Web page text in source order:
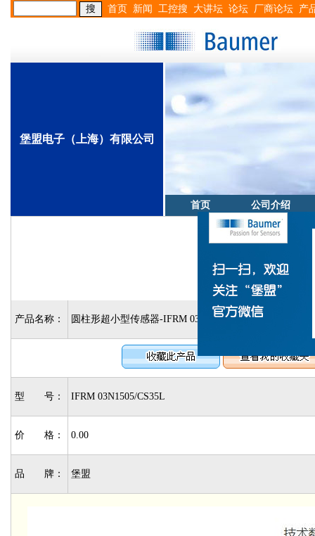
首页 新闻 工控搜 大讲坛 论坛 厂商论坛 产
堡盟电子（上海）有限公司
首页 公司介绍
产品名称： 圆柱形超小型传感器-IFRM 03N1505/CS35L
型 号： IFRM 03N1505/CS35L
价 格： 0.00
品 牌： 堡盟